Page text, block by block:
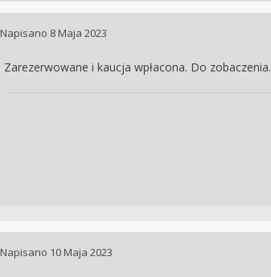
Napisano 8 Maja 2023
Zarezerwowane i kaucja wpłacona. Do zobaczenia.
Napisano 10 Maja 2023